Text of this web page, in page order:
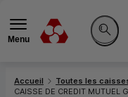
Menu
Accueil Toutes les
CAISSE DE CREDIT MUTUEL